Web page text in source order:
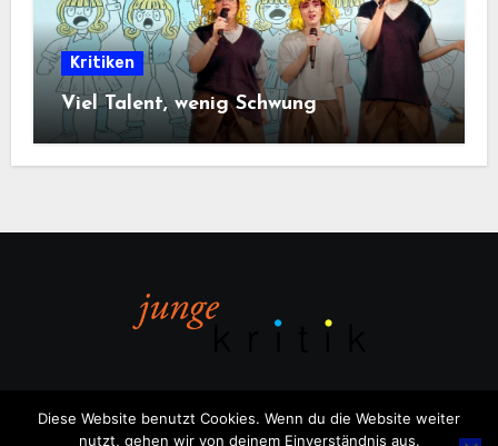
Kritiken
Viel Talent, wenig Schwung
Diese Website benutzt Cookies. Wenn du die Website weiter
nutzt, gehen wir von deinem Einverständnis aus.